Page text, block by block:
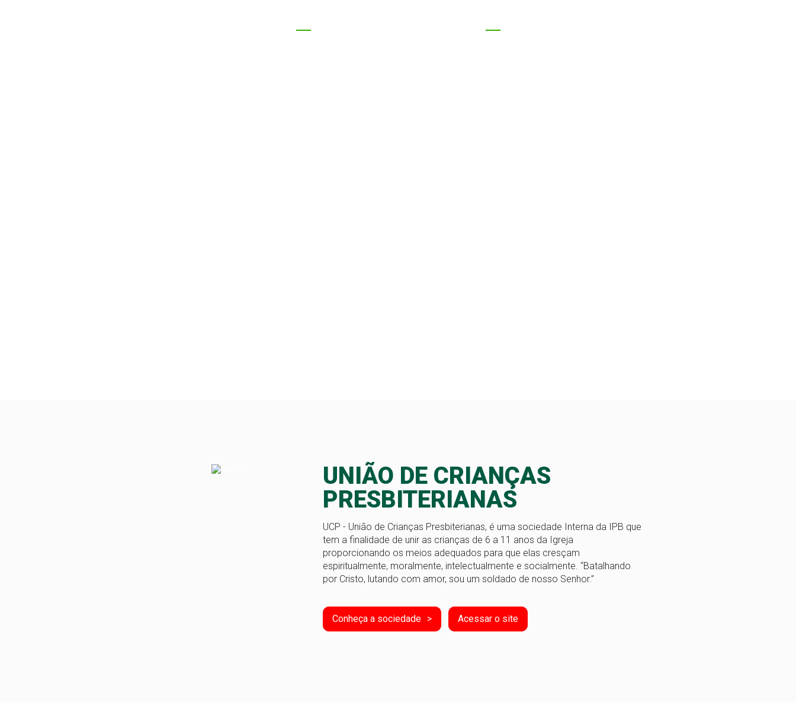
UNIÃO DE CRIANÇAS
PRESBITERIANAS
UCP - União de Crianças Presbiterianas, é uma sociedade Interna da IPB que
tem a finalidade de unir as crianças de 6 a 11 anos da Igreja
proporcionando os meios adequados para que elas cresçam
espiritualmente, moralmente, intelectualmente e socialmente. “Batalhando
por Cristo, lutando com amor, sou um soldado de nosso Senhor.”
Conheça a sociedade Acessar o site